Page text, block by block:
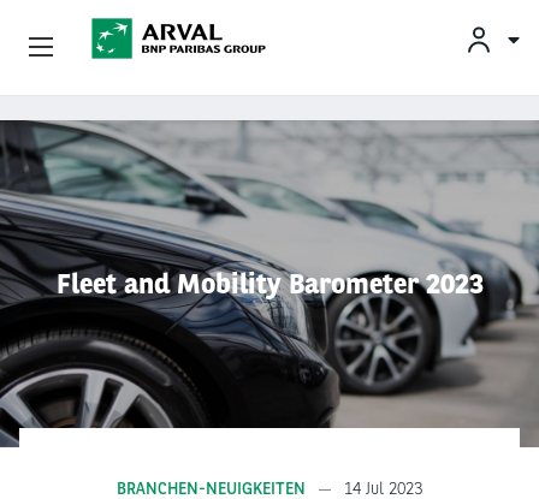
Direkt zum Inhalt
Fleet and Mobility Barometer 2023
BRANCHEN-NEUIGKEITEN 14 Jul 2023
Arval Auto Abo
Flottenlösungen
Fahrer
Service-Partner
Occasionshändler
Über Arval